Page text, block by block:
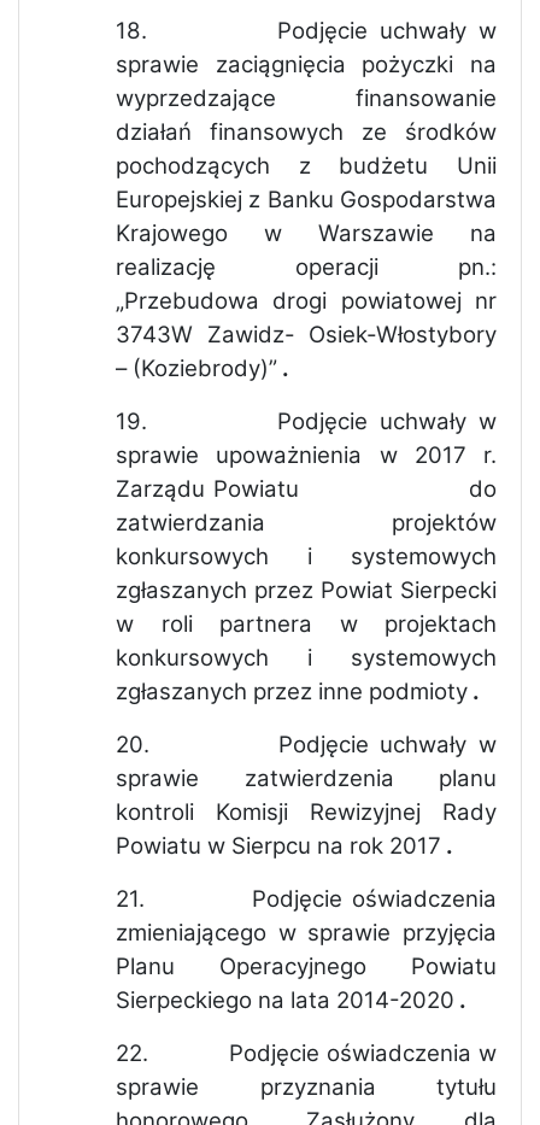
18. Podjęcie uchwały w
sprawie zaciągnięcia pożyczki na
wyprzedzające finansowanie
działań finansowych ze środków
pochodzących z budżetu Unii
Europejskiej z Banku Gospodarstwa
Krajowego w Warszawie na
realizację operacji pn.:
„Przebudowa drogi powiatowej nr
3743W Zawidz- Osiek-Włostybory
– (Koziebrody)” .
19. Podjęcie uchwały w
sprawie upoważnienia w 2017 r.
Zarządu Powiatu do
zatwierdzania projektów
konkursowych i systemowych
zgłaszanych przez Powiat Sierpecki
w roli partnera w projektach
konkursowych i systemowych
zgłaszanych przez inne podmioty .
20. Podjęcie uchwały w
sprawie zatwierdzenia planu
kontroli Komisji Rewizyjnej Rady
Powiatu w Sierpcu na rok 2017 .
21. Podjęcie oświadczenia
zmieniającego w sprawie przyjęcia
Planu Operacyjnego Powiatu
Sierpeckiego na lata 2014-2020 .
22. Podjęcie oświadczenia w
sprawie przyznania tytułu